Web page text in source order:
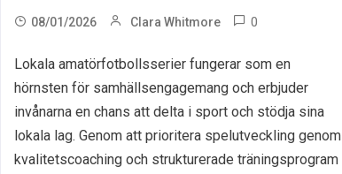
08/01/2026 Clara Whitmore 0
Lokala amatörfotbollsserier fungerar som en
hörnsten för samhällsengagemang och erbjuder
invånarna en chans att delta i sport och stödja sina
lokala lag. Genom att prioritera spelutveckling genom
kvalitetscoaching och strukturerade träningsprogram